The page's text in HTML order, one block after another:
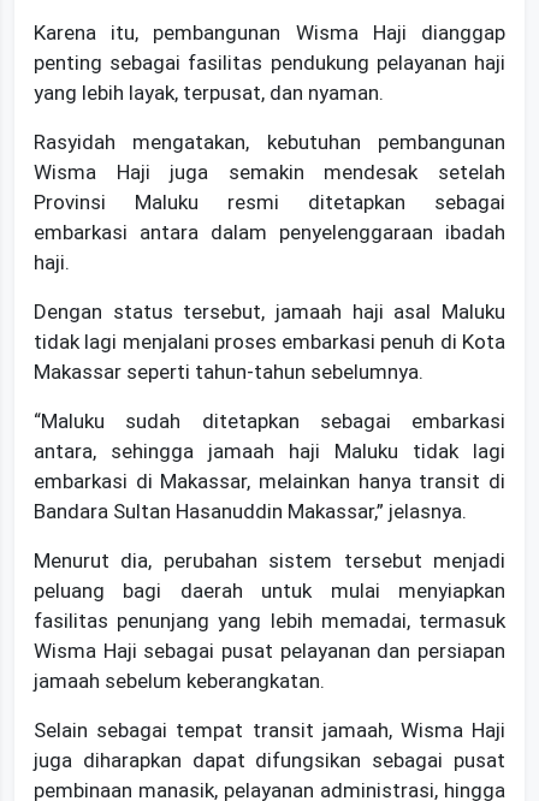
Karena itu, pembangunan Wisma Haji dianggap
penting sebagai fasilitas pendukung pelayanan haji
yang lebih layak, terpusat, dan nyaman.
Rasyidah mengatakan, kebutuhan pembangunan
Wisma Haji juga semakin mendesak setelah
Provinsi Maluku resmi ditetapkan sebagai
embarkasi antara dalam penyelenggaraan ibadah
haji.
Dengan status tersebut, jamaah haji asal Maluku
tidak lagi menjalani proses embarkasi penuh di Kota
Makassar seperti tahun-tahun sebelumnya.
“Maluku sudah ditetapkan sebagai embarkasi
antara, sehingga jamaah haji Maluku tidak lagi
embarkasi di Makassar, melainkan hanya transit di
Bandara Sultan Hasanuddin Makassar,” jelasnya.
Menurut dia, perubahan sistem tersebut menjadi
peluang bagi daerah untuk mulai menyiapkan
fasilitas penunjang yang lebih memadai, termasuk
Wisma Haji sebagai pusat pelayanan dan persiapan
jamaah sebelum keberangkatan.
Selain sebagai tempat transit jamaah, Wisma Haji
juga diharapkan dapat difungsikan sebagai pusat
pembinaan manasik, pelayanan administrasi, hingga